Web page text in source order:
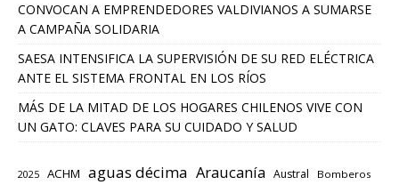
CONVOCAN A EMPRENDEDORES VALDIVIANOS A SUMARSE
A CAMPAÑA SOLIDARIA
SAESA INTENSIFICA LA SUPERVISIÓN DE SU RED ELÉCTRICA
ANTE EL SISTEMA FRONTAL EN LOS RÍOS
MÁS DE LA MITAD DE LOS HOGARES CHILENOS VIVE CON
UN GATO: CLAVES PARA SU CUIDADO Y SALUD
2025 ACHM aguas décima Araucanía Austral Bomberos